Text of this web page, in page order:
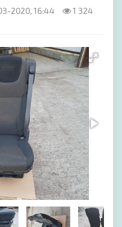
2020, 16:44
1 324